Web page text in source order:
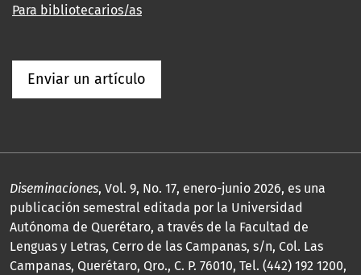
Para bibliotecarios/as
Enviar un artículo
Diseminaciones, Vol. 9, No. 17, enero-junio 2026, es una
publicación semestral editada por la Universidad
Autónoma de Querétaro, a través de la Facultad de
Lenguas y Letras, Cerro de las Campanas, s/n, Col. Las
Campanas, Querétaro, Qro., C. P. 76010, Tel. (442) 192 1200,